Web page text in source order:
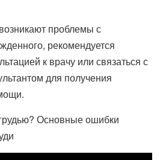
проблемы с
рекомендуется
к врачу или связаться с
для получения
Основные ошибки